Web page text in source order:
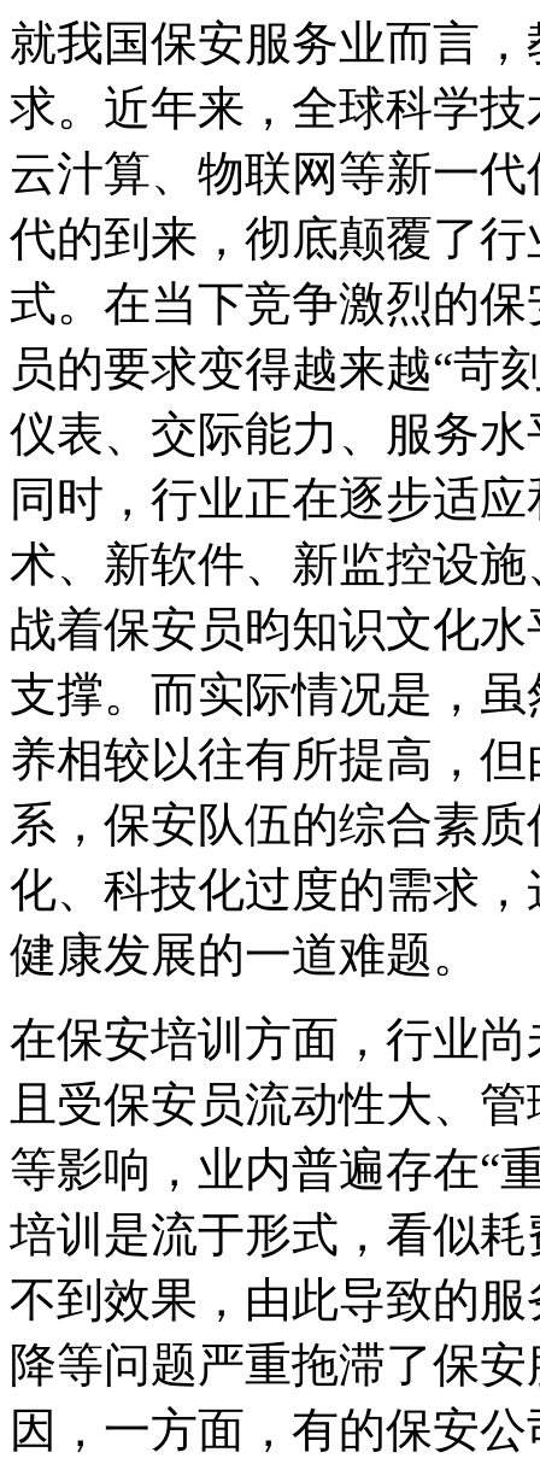
就我国保安服务业而言
求。近年来，全球科学
云汁算、物联网等新一
代的到来，彻底颠覆了
式。在当下竞争激烈的
员的要求变得越来越“苛
仪表、交际能力、服务
同时，行业正在逐步适
术、新软件、新监控设
战着保安员昀知识文化
支撑。而实际情况是，
养相较以往有所提高，
系，保安队伍的综合素
化、科技化过度的需求
健康发展的一道难题。
在保安培训方面，行业
且受保安员流动性大、
等影响，业内普遍存在“
培训是流于形式，看似
不到效果，由此导致的
降等问题严重拖滞了保
因，一方面，有的保安